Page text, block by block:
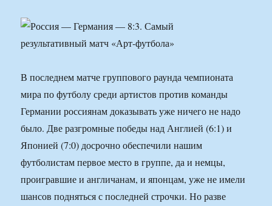
В последнем матче группового раунда чемпионата
мира по футболу среди артистов против команды
Германии россиянам доказывать уже ничего не надо
было. Две разгромные победы над Англией (6:1) и
Японией (7:0) досрочно обеспечили нашим
футболистам первое место в группе, да и немцы,
проигравшие и англичанам, и японцам, уже не имели
шансов подняться с последней строчки. Но разве